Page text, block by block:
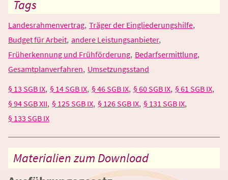
Tags
Landesrahmenvertrag Träger der Eingliederungshilfe
Budget für Arbeit andere Leistungsanbieter
Früherkennung und Frühförderung Bedarfsermittlung
Gesamtplanverfahren Umsetzungsstand
§ 13 SGB IX § 14 SGB IX § 46 SGB IX § 60 SGB IX § 61 SGB IX
§ 94 SGB XII § 125 SGB IX § 126 SGB IX § 131 SGB IX
§ 133 SGB IX
Materialien zum Download